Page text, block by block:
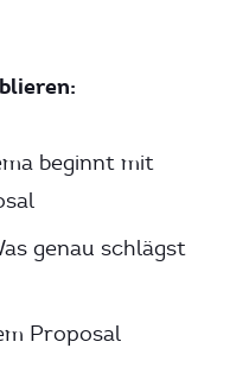
beginnt mit
genau schlägst
Proposal